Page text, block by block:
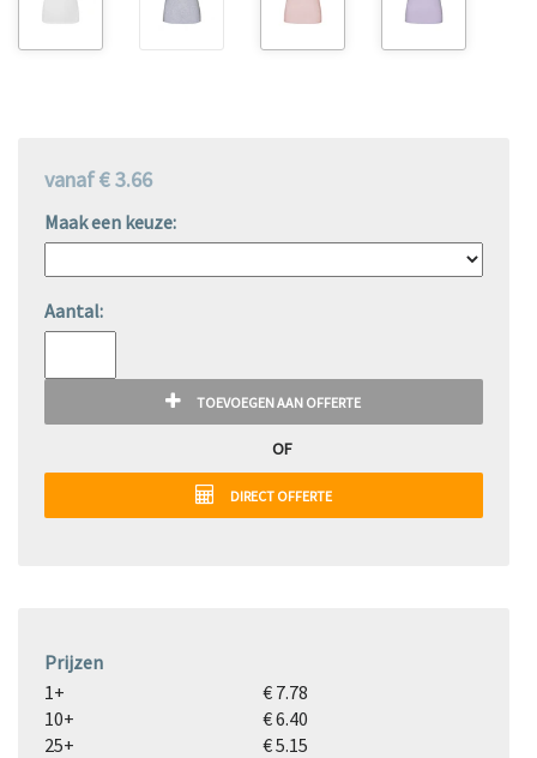
vanaf € 3.66
Maak een keuze:
Aantal:
TOEVOEGEN AAN OFFERTE
OF
DIRECT OFFERTE
Prijzen
1+
€ 7.78
10+
€ 6.40
25+
€ 5.15